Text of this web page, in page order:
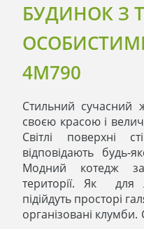
БУДИНОК З
4M790
Стильний сучасний
своєю красою і
Світлі поверхні
відповідають будь-
Модний котедж
території. Як для
підійдуть просторі
організовані